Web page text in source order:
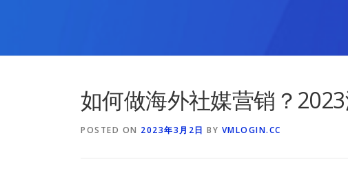
如何做海外社媒营销？
POSTED ON 2023年3月2日 BY VMLOGIN.CC